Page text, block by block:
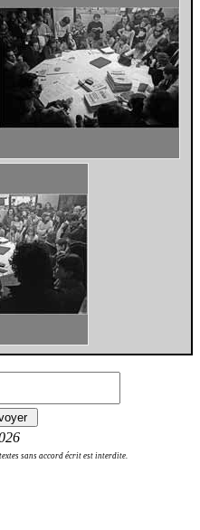
sans accord écrit est interdite.